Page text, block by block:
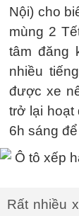
Nội) cho
mùng 2
tâm đăng
nhiều
được xe
trở lại hoạt
6h sáng
Rất nhiều